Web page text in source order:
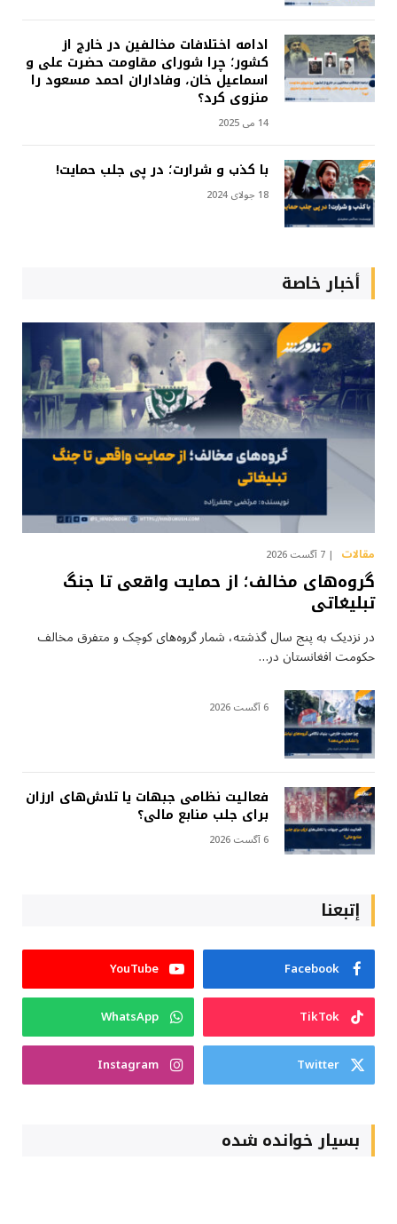
ادامه اختلافات مخالفین در خارج از
کشور؛ چرا شورای مقاومت حضرت علی و
اسماعیل خان، وفاداران احمد مسعود را
منزوی کرد؟
14 می 2025
با کذب و شرارت؛ در پی جلب حمایت!
18 جولای 2024
أخبار خاصة
مقالات 7 آگست 2026
گروه‌های مخالف؛ از حمایت واقعی تا جنگ
تبلیغاتی
در نزدیک به پنج سال گذشته، شمار گروه‌های کوچک و متفرق مخالف
حکومت افغانستان در…
6 آگست 2026
فعالیت نظامی جبهات یا تلاش‌های ارزان
برای جلب منابع مالی؟
6 آگست 2026
إتبعنا
Facebook
YouTube
TikTok
WhatsApp
Twitter
Instagram
بسیار خوانده شده